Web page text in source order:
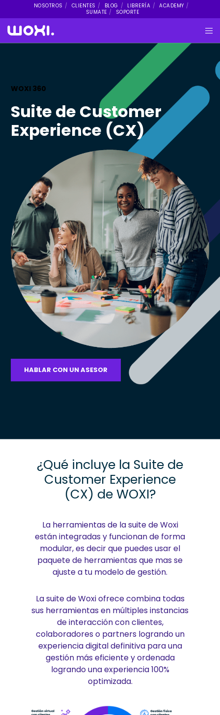
NOSOTROS CLIENTES BLOG LIBRERÍA
ACADEMY
SUMATE
SOPORTE
WOXI 360
Suite de Customer
Experience (CX)
HABLAR CON UN ASESOR
¿Qué incluye la Suite de
Customer Experience
(CX) de WOXI?
La herramientas de la suite de Woxi
están integradas y funcionan de forma
modular, es decir que puedes usar el
paquete de herramientas que mas se
ajuste a tu modelo de gestión.
La suite de Woxi ofrece combina todas
sus herramientas en múltiples instancias
de interacción con clientes,
colaboradores o partners logrando un
experiencia digital definitiva para una
gestión más eficiente y ordenada
logrando una experiencia 100%
optimizada.